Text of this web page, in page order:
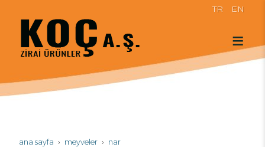
TR EN
ana sayfa meyveler nar